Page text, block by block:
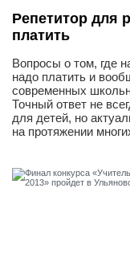
Репетитор для
платить
Вопросы о том, где
надо платить и
современных
Точный ответ не
для детей, но
на протяжении